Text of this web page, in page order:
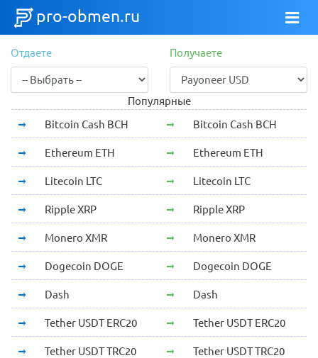
pro-obmen.ru
Отдаете Получаете
Популярные
Bitcoin Cash BCH
Bitcoin Cash BCH
Ethereum ETH Ethereum ETH
Litecoin LTC Litecoin LTC
Ripple XRP Ripple XRP
Monero XMR Monero XMR
Dogecoin DOGE Dogecoin DOGE
Dash Dash
Tether USDT ERC20 Tether USDT ERC20
Tether USDT TRC20 Tether USDT TRC20